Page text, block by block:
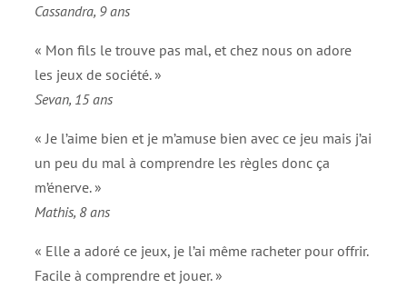
Cassandra, 9 ans
« Mon fils le trouve pas mal, et chez nous on adore
les jeux de société. »
Sevan, 15 ans
« Je l’aime bien et je m’amuse bien avec ce jeu mais j’ai
un peu du mal à comprendre les règles donc ça
m’énerve. »
Mathis, 8 ans
« Elle a adoré ce jeux, je l’ai même racheter pour offrir.
Facile à comprendre et jouer. »